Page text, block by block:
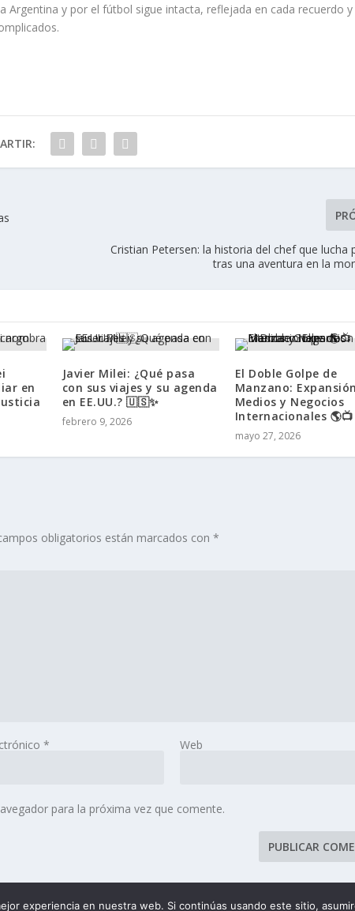
Argentina y por el fútbol sigue intacta, reflejada en cada recuerdo y
Cristian Petersen: la historia del chef que lucha
tras una aventura en la
en
Javier Milei: ¿Qué pasa
con sus viajes y su agenda
en EE.UU.? 🇺🇸✨
febrero 9, 2026
El Doble Golpe de
Manzano:
Medios y Negocios
Internacionales 🌎📺
mayo 27, 2026
obligatorios están marcados con*
* Web
para la próxima vez que comente.
experiencia en nuestra web. Si continúas usando este sitio,